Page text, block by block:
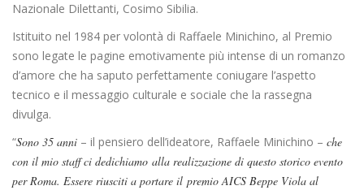
Nazionale Dilettanti, Cosimo Sibilia.
Istituito nel 1984 per volontà di Raffaele Minichino, al Premio
sono legate le pagine emotivamente più intense di un romanzo
d’amore che ha saputo perfettamente coniugare l’aspetto
tecnico e il messaggio culturale e sociale che la rassegna
divulga.
“Sono 35 anni – il pensiero dell’ideatore, Raffaele Minichino – che
con il mio staff ci dedichiamo alla realizzazione di questo storico evento
per Roma. Essere riusciti a portare il premio AICS Beppe Viola al